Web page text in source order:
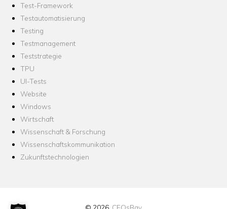
Test-Framework
Testautomatisierung
Testing
Testmanagement
Teststrategie
TPU
UI-Tests
Website
Windows
Wirtschaft
Wissenschaft & Forschung
Wissenschaftskommunikation
Zukunftstechnologien